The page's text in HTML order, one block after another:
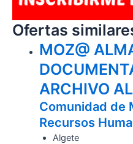
Ofertas
MOZ@
ARCHIVO
Comunidad de
Recursos
Algete